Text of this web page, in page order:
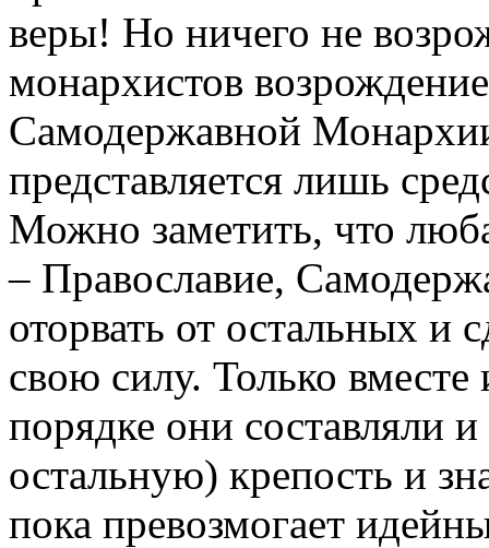
веры! Но ничего не
монархистов
Самодержавной
представляется лишь
Можно заметить, что
– Православие,
оторвать от остальных и
свою силу. Только
порядке они составляли
остальную) крепость и
пока превозмогает